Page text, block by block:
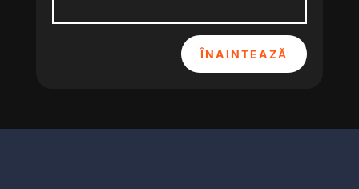
ÎNAINTEAZĂ